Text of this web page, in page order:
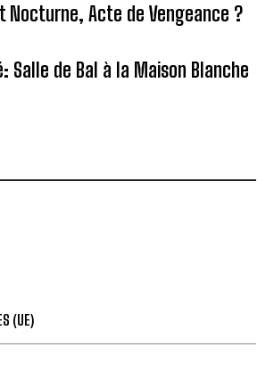
Nocturne, Acte de Vengeance ?
Salle de Bal à la Maison Blanche
(UE)